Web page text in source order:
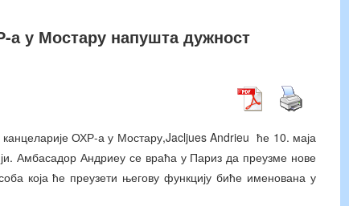
у Мостару напушта дужност
ОХР-а у Мостару,Jacljues Andrieu ће 10. маја
Амбасадор Андриеу се враћа у Париз да преузме нове
која ће преузети његову функцију биће именована у